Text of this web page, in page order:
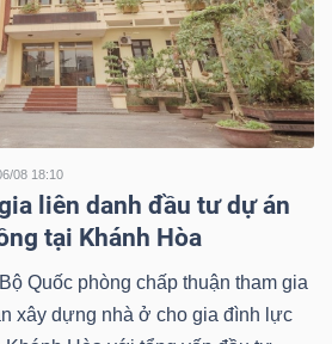
08 18:10
liên danh đầu tư dự án
tại Khánh Hòa
Quốc phòng chấp thuận tham gia
xây dựng nhà ở cho gia đình lực